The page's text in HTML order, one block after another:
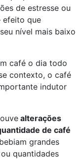
de estresse ou
efeito que
nível mais baixo
café o dia todo
contexto, o café
indutor
alterações
de café
grandes
quantidades